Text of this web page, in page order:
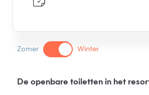
Zomer Winter
De openbare toiletten in het